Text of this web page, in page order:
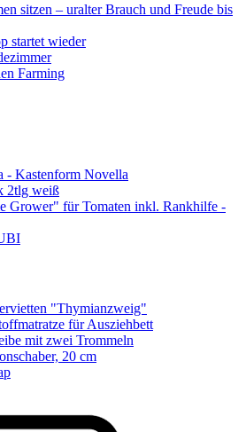
sitzen – uralter Brauch und Freude bis
startet wieder
Farming
- Kastenform Novella
2tlg weiß
Grower" für Tomaten inkl. Rankhilfe -
"Thymianzweig"
für Ausziehbett
mit zwei Trommeln
20 cm